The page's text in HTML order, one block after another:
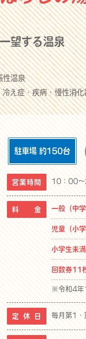
望する温泉
性温泉
え症・疾病・慢性消化
駐車場 約150台
営業時間 10：00～
料 金 一般（中
児童（小
小学生未
回数券11
※令和4年
定 休 日 毎月第1